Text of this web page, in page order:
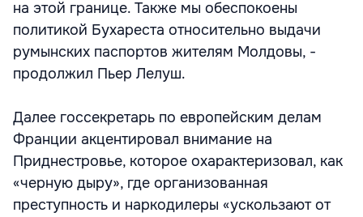
на этой границе. Также мы обеспокоены
политикой Бухареста относительно выдачи
румынских паспортов жителям Молдовы, -
продолжил Пьер Лелуш.
Далее госсекретарь по европейским делам
Франции акцентировал внимание на
Приднестровье, которое охарактеризовал, как
«черную дыру», где организованная
преступность и наркодилеры «ускользают от